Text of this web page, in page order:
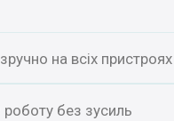
зручно на всіх пристроях
роботу без зусиль